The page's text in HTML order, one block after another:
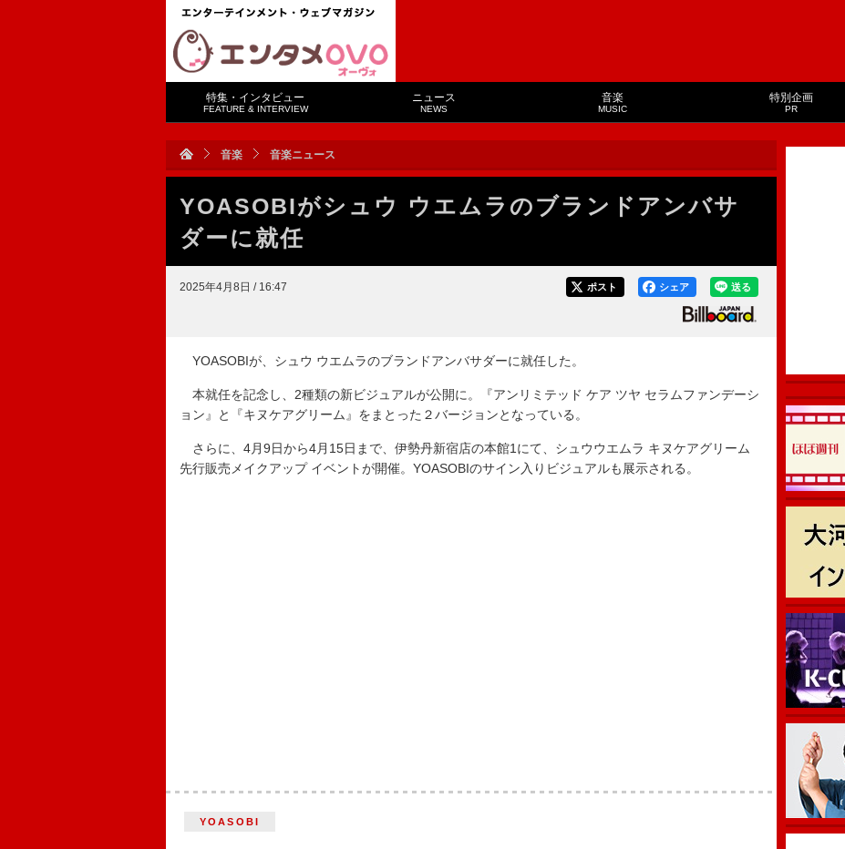
特集・インタビュー
FEATURE & INTERVIEW
ニュース
NEWS
音楽
MUSIC
特別企画
PR
音楽 音楽ニュース
YOASOBIがシュウ ウエムラのブランドアンバサ
ダーに就任
2025年4月8日 / 16:47 送る
シェア
ポスト
YOASOBIが、シュウ ウエムラのブランドアンバサダーに就任した。
本就任を記念し、2種類の新ビジュアルが公開に。『アンリミテッド ケア ツヤ セラムファンデーシ
ョン』と『キヌケアグリーム』をまとった２バージョンとなっている。
さらに、4月9日から4月15日まで、伊勢丹新宿店の本館1にて、シュウウエムラ キヌケアグリーム
先行販売メイクアップ イベントが開催。YOASOBIのサイン入りビジュアルも展示される。
YOASOBI